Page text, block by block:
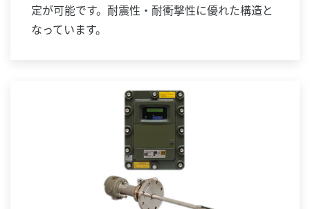
定が可能です。耐震性・耐衝撃性に優れた構造と
なっています。